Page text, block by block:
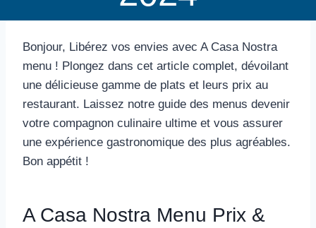
Bonjour, Libérez vos envies avec A Casa Nostra
menu ! Plongez dans cet article complet, dévoilant
une délicieuse gamme de plats et leurs prix au
restaurant. Laissez notre guide des menus devenir
votre compagnon culinaire ultime et vous assurer
une expérience gastronomique des plus agréables.
Bon appétit !
A Casa Nostra Menu Prix &